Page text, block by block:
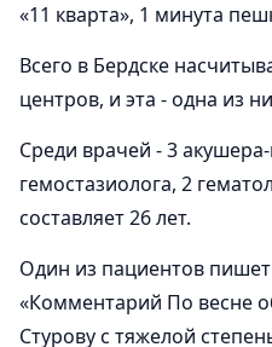
«11 кварта», 1 минута
Всего в Бердске
центров, и эта - одна из
Среди врачей - 3
гемостазиолога, 2
составляет 26 лет.
Один из пациентов
«Комментарий По весне
Стурову с тяжелой